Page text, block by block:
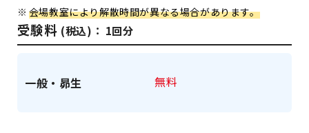
会場教室により解散時間が異なる場合があります。
受験料 (税込)： 1回分
一般・昴生 無料